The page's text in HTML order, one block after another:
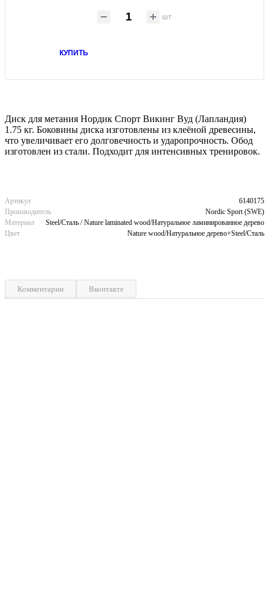
шт
КУПИТЬ
Диск для метания Нордик Спорт Викинг Вуд (Лапландия)
1.75 кг. Боковины диска изготовлены из клеёной древесины,
что увеличивает его долговечность и ударопрочность. Обод
изготовлен из стали. Подходит для интенсивных тренировок.
Артикул
6140175
Производитель
Nordic Sport (SWE)
Материал
Steel/Сталь / Nature laminated wood/Натуральное ламинированное дерево
Цвет
Nature wood/Натуральное дерево+Steel/Сталь
Комментарии Вконтакте